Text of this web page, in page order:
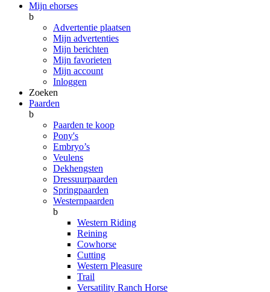
Mijn ehorses
b
Advertentie plaatsen
Mijn advertenties
Mijn berichten
Mijn favorieten
Mijn account
Inloggen
Zoeken
Paarden
b
Paarden te koop
Pony's
Embryo’s
Veulens
Dekhengsten
Dressuurpaarden
Springpaarden
Westernpaarden
b
Western Riding
Reining
Cowhorse
Cutting
Western Pleasure
Trail
Versatility Ranch Horse